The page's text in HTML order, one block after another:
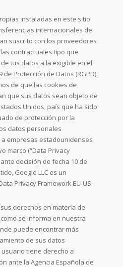
instaladas en este sitio
internacionales de
suscrito con los proveedores
contractuales tipo que
tus datos a la exigible en el
de Protección de Datos (RGPD).
de que las cookies de
que sus datos sean objeto de
Unidos, país que ha sido
de protección por la
datos personales
empresas estadounidenses
marco (“Data Privacy
decisión de fecha 10 de
Google LLC es un
Privacy Framework EU-US.
derechos en materia de
se informa en nuestra
puede encontrar más
de sus datos
tiene derecho a
ante la Agencia Española de